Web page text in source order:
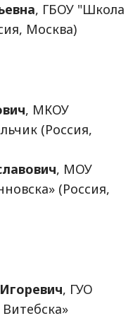
, ГБОУ "Школа
Москва)
, МКОУ
(Россия,
, МОУ
(Россия,
, ГУО